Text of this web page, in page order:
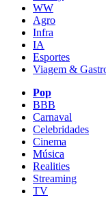
WW
Agro
Infra
IA
Esportes
Viagem &
Pop
BBB
Carnaval
Celebridades
Cinema
Música
Realities
Streaming
TV